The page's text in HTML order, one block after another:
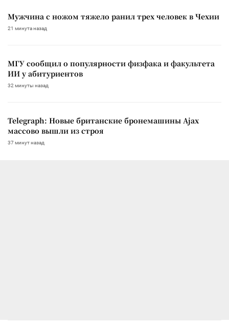
Мужчина с ножом тяжело ранил трех человек в Чехии
21 минута назад
МГУ сообщил о популярности физфака и факультета
ИИ у абитуриентов
32 минуты назад
Telegraph: Новые британские бронемашины Ajax
массово вышли из строя
37 минут назад